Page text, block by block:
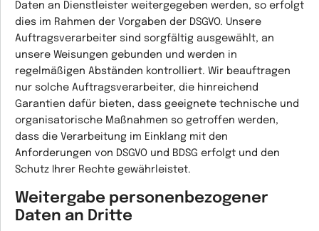
Daten an Dienstleister weitergegeben werden, so erfolgt
dies im Rahmen der Vorgaben der DSGVO. Unsere
Auftragsverarbeiter sind sorgfältig ausgewählt, an
unsere Weisungen gebunden und werden in
regelmäßigen Abständen kontrolliert. Wir beauftragen
nur solche Auftragsverarbeiter, die hinreichend
Garantien dafür bieten, dass geeignete technische und
organisatorische Maßnahmen so getroffen werden,
dass die Verarbeitung im Einklang mit den
Anforderungen von DSGVO und BDSG erfolgt und den
Schutz Ihrer Rechte gewährleistet.
Weitergabe personenbezogener
Daten an Dritte